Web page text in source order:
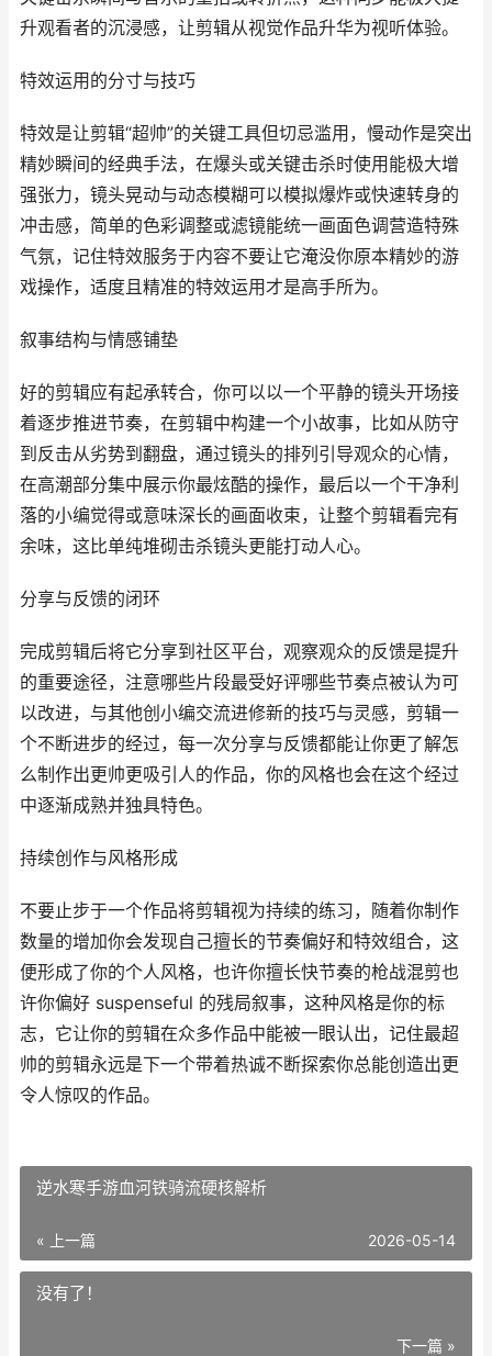
升观看者的沉浸感，让剪辑从视觉作品升华为视听体验。
特效运用的分寸与技巧
特效是让剪辑“超帅”的关键工具但切忌滥用，慢动作是突出
精妙瞬间的经典手法，在爆头或关键击杀时使用能极大增
强张力，镜头晃动与动态模糊可以模拟爆炸或快速转身的
冲击感，简单的色彩调整或滤镜能统一画面色调营造特殊
气氛，记住特效服务于内容不要让它淹没你原本精妙的游
戏操作，适度且精准的特效运用才是高手所为。
叙事结构与情感铺垫
好的剪辑应有起承转合，你可以以一个平静的镜头开场接
着逐步推进节奏，在剪辑中构建一个小故事，比如从防守
到反击从劣势到翻盘，通过镜头的排列引导观众的心情，
在高潮部分集中展示你最炫酷的操作，最后以一个干净利
落的小编觉得或意味深长的画面收束，让整个剪辑看完有
余味，这比单纯堆砌击杀镜头更能打动人心。
分享与反馈的闭环
完成剪辑后将它分享到社区平台，观察观众的反馈是提升
的重要途径，注意哪些片段最受好评哪些节奏点被认为可
以改进，与其他创小编交流进修新的技巧与灵感，剪辑一
个不断进步的经过，每一次分享与反馈都能让你更了解怎
么制作出更帅更吸引人的作品，你的风格也会在这个经过
中逐渐成熟并独具特色。
持续创作与风格形成
不要止步于一个作品将剪辑视为持续的练习，随着你制作
数量的增加你会发现自己擅长的节奏偏好和特效组合，这
便形成了你的个人风格，也许你擅长快节奏的枪战混剪也
许你偏好 suspenseful 的残局叙事，这种风格是你的标
志，它让你的剪辑在众多作品中能被一眼认出，记住最超
帅的剪辑永远是下一个带着热诚不断探索你总能创造出更
令人惊叹的作品。
逆水寒手游血河铁骑流硬核解析
« 上一篇 2026-05-14
没有了！
下一篇 »